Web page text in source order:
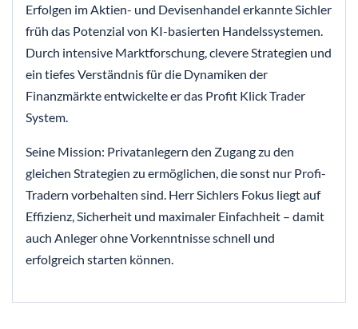
Erfolgen im Aktien- und Devisenhandel erkannte Sichler
früh das Potenzial von KI-basierten Handelssystemen.
Durch intensive Marktforschung, clevere Strategien und
ein tiefes Verständnis für die Dynamiken der
Finanzmärkte entwickelte er das Profit Klick Trader
System.
Seine Mission: Privatanlegern den Zugang zu den
gleichen Strategien zu ermöglichen, die sonst nur Profi-
Tradern vorbehalten sind. Herr Sichlers Fokus liegt auf
Effizienz, Sicherheit und maximaler Einfachheit – damit
auch Anleger ohne Vorkenntnisse schnell und
erfolgreich starten können.